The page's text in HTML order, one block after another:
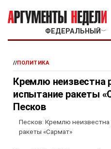
ФЕДЕРАЛЬНЫЙ ﹀
//ПОЛИТИКА
Кремлю неизвестна
испытание ракеты
Песков
Песков: Кремлю
ракеты «Сармат»